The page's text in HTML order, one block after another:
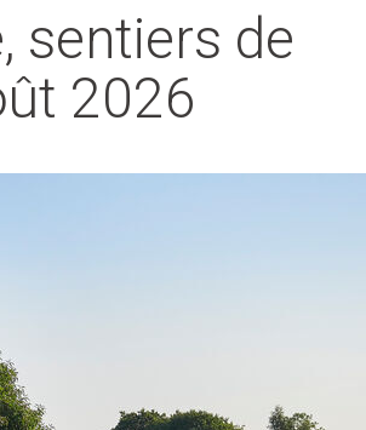
sentiers de
2026